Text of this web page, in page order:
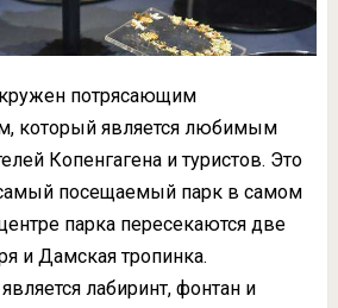
потрясающим
который является любимым
Копенгагена и туристов. Это
посещаемый парк в самом
парка пересекаются две
и Дамская тропинка.
лабиринт, фонтан и